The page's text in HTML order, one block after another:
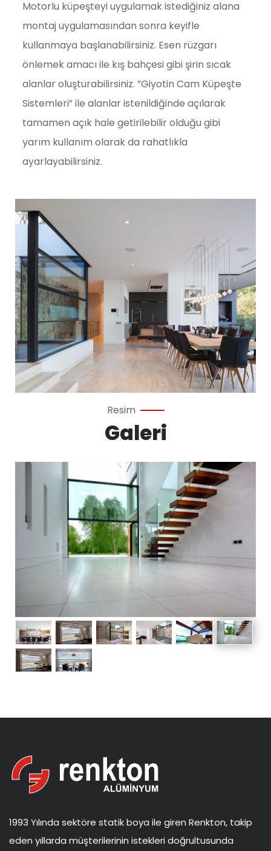
Motorlu küpeşteyi uygulamak istediğiniz alana
montaj uygulamasından sonra keyifle
kullanmaya başlanabilirsiniz. Esen rüzgarı
önlemek amacı ile kış bahçesi gibi şirin sıcak
alanlar oluşturabilirsiniz. ”Giyotin Cam Küpeşte
Sistemleri” ile alanlar istenildiğinde açılarak
tamamen açık hale getirilebilir olduğu gibi
yarım kullanım olarak da rahatlıkla
ayarlayabilirsiniz.
Resim
Galeri
1993 Yılında sektöre statik boya ile giren Renkton, takip
eden yıllarda müşterilerinin istekleri doğrultusunda